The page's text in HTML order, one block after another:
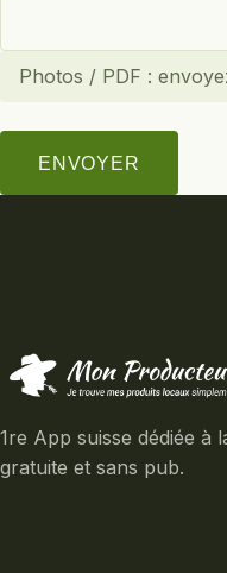
Photos / PDF :
ENVOYER
1re App suisse dédiée à
gratuite et sans pub.